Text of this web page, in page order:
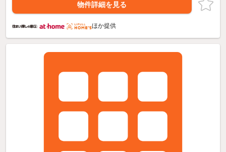
物件詳細を見る
ほか提供